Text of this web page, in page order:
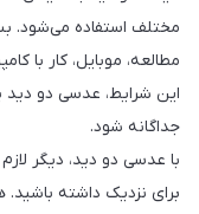
مطالعه، موبایل، کار با
این شرایط، عدسی دو دید
جداگانه شود.
با عدسی دو دید، دیگر
برای نزدیک داشته